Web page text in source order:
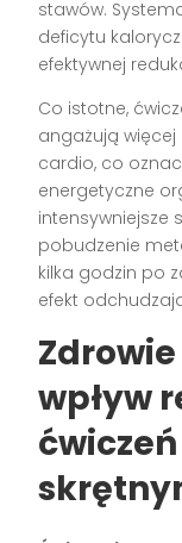
stawów.
deficytu
efektywnej
Co istotne,
angażują
cardio, co
energetyczne
intensywniejsze
pobudzenie
kilka godzin po
efekt
wpływ